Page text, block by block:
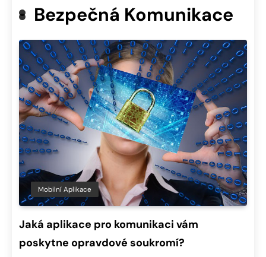
Bezpečná Komunikace
Mobilní Aplikace
Jaká aplikace pro komunikaci vám
poskytne opravdové soukromí?